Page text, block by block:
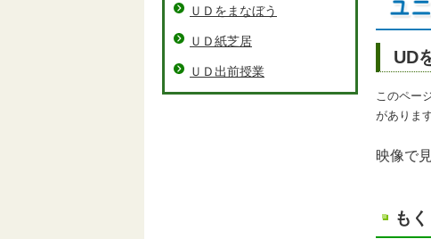
UD
このペー
があります
映像で
も
ＵＤをまなぼう
ＵＤ紙芝居
ＵＤ出前授業